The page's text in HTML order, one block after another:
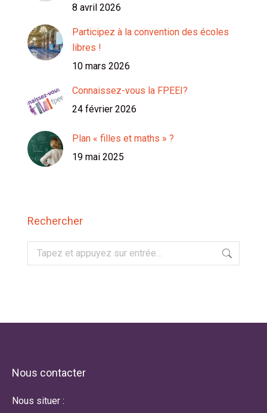
8 avril 2026
Participez à la convention des écoles
libres !
10 mars 2026
Connaissez-vous la FPEEI?
24 février 2026
Plan « filles et maths » ?
19 mai 2025
Rechercher
Recherche
:
Nous contacter
Nous situer :